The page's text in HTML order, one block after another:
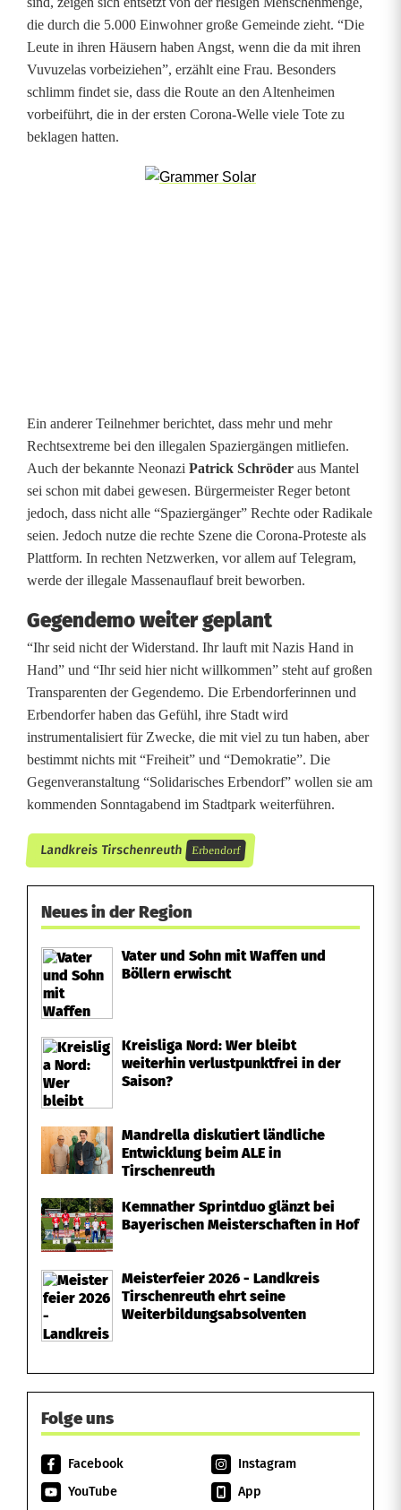
e
die durch die 5.000 Einwohner große Gemeinde zieht. “Die
Leute in ihren Häusern haben Angst, wenn die da mit ihren
Vuvuzelas vorbeiziehen”, erzählt eine Frau. Besonders
schlimm findet sie, dass die Route an den Altenheimen
vorbeiführt, die in der ersten Corona-Welle viele Tote zu
beklagen hatten.
Ein anderer Teilnehmer berichtet, dass mehr und mehr
Rechtsextreme bei den illegalen Spaziergängen mitliefen.
Auch der bekannte Neonazi Patrick Schröder aus Mantel
sei schon mit dabei gewesen. Bürgermeister Reger betont
jedoch, dass nicht alle “Spaziergänger” Rechte oder Radikale
seien. Jedoch nutze die rechte Szene die Corona-Proteste als
Plattform. In rechten Netzwerken, vor allem auf Telegram,
werde der illegale Massenauflauf breit beworben.
Gegendemo weiter geplant
“Ihr seid nicht der Widerstand. Ihr lauft mit Nazis Hand in
Hand” und “Ihr seid hier nicht willkommen” steht auf großen
Transparenten der Gegendemo. Die Erbendorferinnen und
Erbendorfer haben das Gefühl, ihre Stadt wird
instrumentalisiert für Zwecke, die mit viel zu tun haben, aber
bestimmt nichts mit “Freiheit” und “Demokratie”. Die
Gegenveranstaltung “Solidarisches Erbendorf” wollen sie am
kommenden Sonntagabend im Stadtpark weiterführen.
Landkreis Tirschenreuth Erbendorf
Neues in der Region
Vater und Sohn mit Waffen und
Böllern erwischt
Kreisliga Nord: Wer bleibt
weiterhin verlustpunktfrei in der
Saison?
Mandrella diskutiert ländliche
Entwicklung beim ALE in
Tirschenreuth
Kemnather Sprintduo glänzt bei
Bayerischen Meisterschaften in Hof
Meisterfeier 2026 - Landkreis
Tirschenreuth ehrt seine
Weiterbildungsabsolventen
Folge uns
Facebook
Instagram
YouTube
App